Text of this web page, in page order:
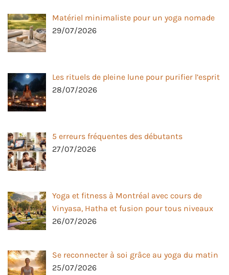
Matériel minimaliste pour un yoga nomade
29/07/2026
Les rituels de pleine lune pour purifier l’esprit
28/07/2026
5 erreurs fréquentes des débutants
27/07/2026
Yoga et fitness à Montréal avec cours de
Vinyasa, Hatha et fusion pour tous niveaux
26/07/2026
Se reconnecter à soi grâce au yoga du matin
25/07/2026